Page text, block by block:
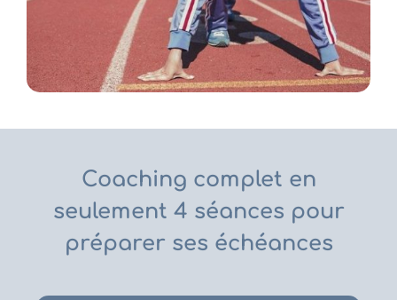
Coaching complet en
seulement 4 séances pour
préparer ses échéances